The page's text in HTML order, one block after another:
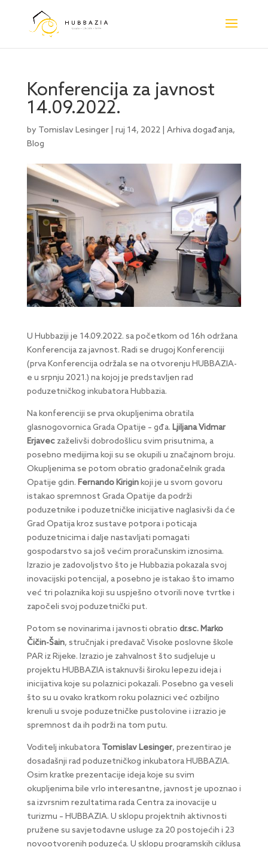
Konferencija za javnost
14.09.2022.
by Tomislav Lesinger| ruj 14, 2022| Arhiva događanja,
Blog
U Hubbaziji je 14.09.2022. sa početkom od 16h održana
Konferencija za javnost. Radi se drugoj Konferenciji
(prva Konferencija održala se na otvorenju HUBBAZIA-
e u srpnju 2021.) na kojoj je predstavljen rad
poduzetničkog inkubatora Hubbazia.
Na konferenciji se prva okupljenima obratila
glasnogovornica Grada Opatije – gđa. Ljiljana Vidmar
Erjaveczaželivši dobrodošlicu svim prisutnima, a
posebno medijima koji su se okupili u značajnom broju.
Okupljenima se potom obratio gradonačelnik grada
Opatije gdin. Fernando Kiriginkoji je u svom govoru
istakao spremnost Grada Opatije da podrži
poduzetnike i poduzetničke inicijative naglasivši da će
Grad Opatija kroz sustave potpora i poticaja
poduzetnicima i dalje nastavljati pomagati
gospodarstvo sa još većim proračunskim iznosima.
Izrazio je zadovoljstvo što je Hubbazia pokazala svoj
inovacijski potencijal, a posebno je istakao što imamo
već tri polaznika koji su uspješno otvorili nove tvrtke i
započeli svoj poduzetnički put.
Potom se novinarima i javnosti obratio dr.sc.Marko
Čičin-Šain, stručnjak i predavač Visoke poslovne škole
PAR iz Rijeke. Izrazio je zahvalnost što sudjeluje u
projektu HUBBAZIA istaknuvši široku lepezu ideja i
inicijativa koje su polaznici pokazali. Posebno ga veseli
što su u ovako kratkom roku polaznici već ozbiljno
krenuli u svoje poduzetničke pustolovine i izrazio je
spremnost da ih podrži na tom putu.
Voditelj inkubatora Tomislav Lesinger, prezentirao je
dosadašnji rad poduzetničkog inkubatora HUBBAZIA.
Osim kratke prezentacije ideja koje su svim
okupljenima bile vrlo interesantne, javnost je upoznao i
sa izvrsnim rezultatima rada Centra za inovacije u
turizmu – HUBBAZIA. U sklopu projektnih aktivnosti
pružene su savjetodavne usluge za 20 postojećih i 23
novootvorenih poduzeća. U sklopu programskih ciklusa